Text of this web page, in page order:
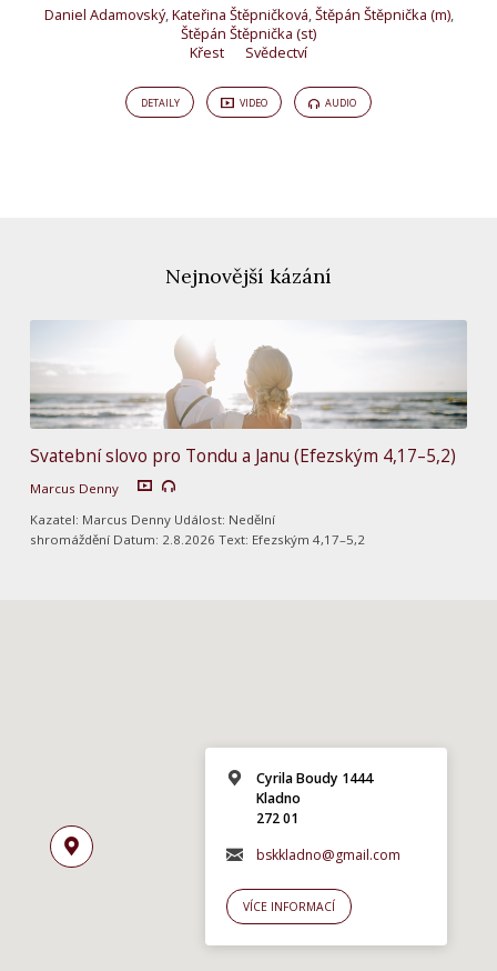
Daniel Adamovský, Kateřina Štěpničková Štěpán Štěpnička (m),
Štěpán Štěpnička (st)
Křest
Svědectví
DETAILY VIDEO AUDIO
Nejnovější kázání
Svatební slovo pro Tondu a Janu (Efezským 4,17–5,2)
Marcus Denny
Kazatel: Marcus Denny Událost: Nedělní
shromáždění Datum: 2.8.2026 Text: Efezským 4,17–5,2
Cyrila Boudy 1444
Kladno
272 01
bskkladno@gmail.com
VÍCE INFORMACÍ